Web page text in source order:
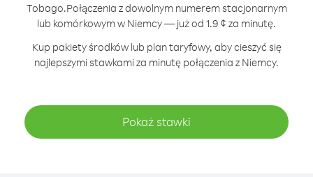
Tobago.Połączenia z dowolnym numerem stacjonarnym
lub komórkowym w Niemcy — już od 1.9 ¢ za minutę.
Kup pakiety środków lub plan taryfowy, aby cieszyć się
najlepszymi stawkami za minutę połączenia z Niemcy.
Pokaż stawki